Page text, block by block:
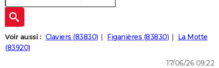
Retraite
Impôts
Epargne
Immobilier
Risques naturels par ville
Banque
Assurance
Crédit
AUTO
Essais
Réserver un essai
Citadines
Berlines
SUV
Forum auto
+
HIGH-TECH
Mobiles
Meilleur smartphone
Internet
Ordinateurs
Jeux vidéo
Guide high-tech
+
BRICOLAGE
Voir aussi : Claviers (83830) Figanières (83830)
La Motte
(83920)
17/06/26 09:22